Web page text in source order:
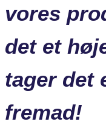
vores
det et
tager det
fremad!